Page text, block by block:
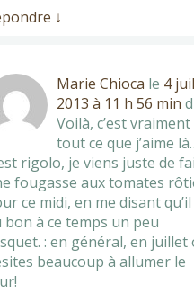
↓
Marie Chioca le 4
2013 à 11 h 56 min
Voilà, c’est vraiment
tout ce que j’aime
rigolo, je viens juste de
fougasse aux tomates
ce midi, en me disant qu’il
bon à ce temps un peu
: en général, en juillet
beaucoup à allumer le